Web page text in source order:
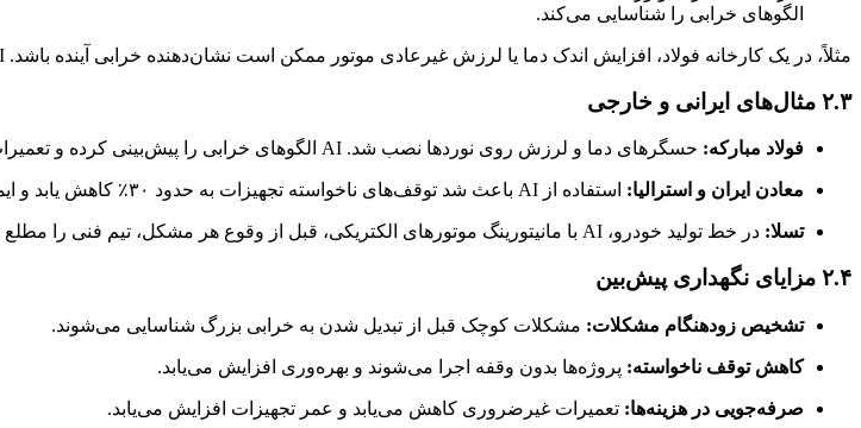
الگوهای خرابی را شناسایی می‌کند.
مثلاً، در یک کارخانه فولاد، افزایش اندک دما یا لرزش غیرعادی موتور ممکن است نشان‌دهنده خرابی آینده باشد. AI این سیگنال‌ها را تشخیص می‌دهد و
۲.۳ مثال‌های ایرانی و خارجی
فولاد مبارکه: حسگرهای دما و لرزش روی نوردها نصب شد. AI الگوهای خرابی را پیش‌بینی کرده و تعمیرات به‌موقع انجام شد. نتیجه: کاهش توقف ناگهانی خط تولید و افزایش طول عمر تجهیزات.
معادن ایران و استرالیا: استفاده از AI باعث شد توقف‌های ناخواسته تجهیزات به حدود ۳۰٪ کاهش یابد و ایمنی پرسنل افزایش یابد.
تسلا: در خط تولید خودرو، AI با مانیتورینگ موتورهای الکتریکی، قبل از وقوع هر مشکل، تیم فنی را مطلع می‌کند و از توقف تولید جلوگیری می‌شود.
۲.۴ مزایای نگهداری پیش‌بین
تشخیص زودهنگام مشکلات: مشکلات کوچک قبل از تبدیل شدن به خرابی بزرگ شناسایی می‌شوند.
کاهش توقف ناخواسته: پروژه‌ها بدون وقفه اجرا می‌شوند و بهره‌وری افزایش می‌یابد.
صرفه‌جویی در هزینه‌ها: تعمیرات غیرضروری کاهش می‌یابد و عمر تجهیزات افزایش می‌یابد.